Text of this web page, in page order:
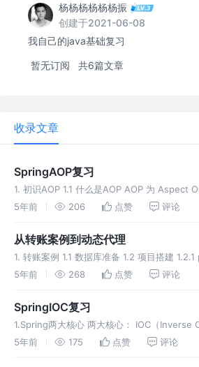
杨杨杨杨杨杨振
创建于2021-06-08
我自己的java基础复习
暂无订阅 共6篇文章
收录文章
SpringAOP复习
1. 初识AOP 1.1 什么是AOP AOP 为 Aspect
缩写，意思为面向切面编程 AOP 是 OOP（面
5年前 206 点赞 评论
从转账案例到动态代理
1. 转账案例 1.1 数据库准备 1.2 项目搭建
applicationContext.xml 1.2.3 实体类 1.2.4
5年前 268 点赞 评论
SpringIOC复习
1.Spring两大核心 两大核心： IOC（Inverse
AOP（Aspect Oriented Programming：面向
5年前 175 点赞 评论